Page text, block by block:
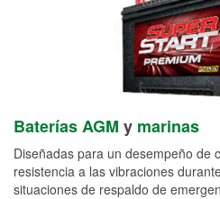
Baterías AGM y marinas
Diseñadas para un desempeño de
resistencia a las vibraciones
situaciones de respaldo de